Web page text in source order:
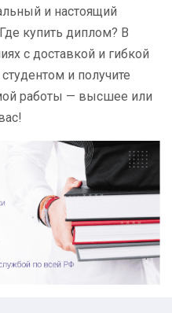
и настоящий
купить диплом? В
с доставкой и гибкой
и получите
работы — высшее или